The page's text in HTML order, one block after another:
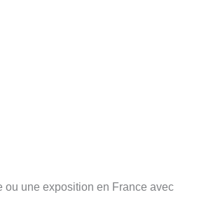
ou une exposition en France avec